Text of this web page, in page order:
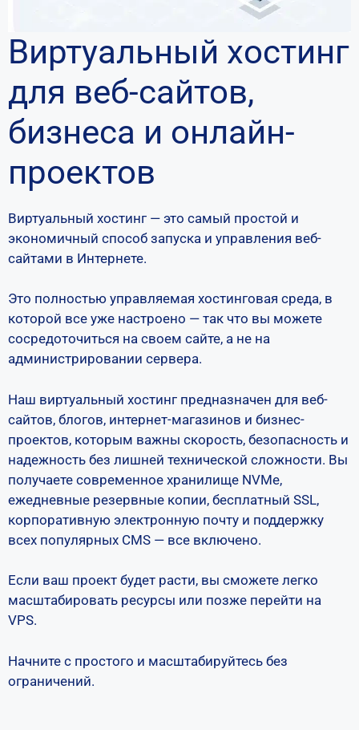
Виртуальный хостинг
для веб-сайтов,
бизнеса и онлайн-
проектов
Виртуальный хостинг — это самый простой и
экономичный способ запуска и управления веб-
сайтами в Интернете.
Это полностью управляемая хостинговая среда, в
которой все уже настроено — так что вы можете
сосредоточиться на своем сайте, а не на
администрировании сервера.
Наш виртуальный хостинг предназначен для веб-
сайтов, блогов, интернет-магазинов и бизнес-
проектов, которым важны скорость, безопасность и
надежность без лишней технической сложности. Вы
получаете современное хранилище NVMe,
ежедневные резервные копии, бесплатный SSL,
корпоративную электронную почту и поддержку
всех популярных CMS — все включено.
Если ваш проект будет расти, вы сможете легко
масштабировать ресурсы или позже перейти на
VPS.
Начните с простого и масштабируйтесь без
ограничений.